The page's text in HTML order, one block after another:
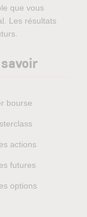
que vous
Les résultats
bourse
actions
futures
options